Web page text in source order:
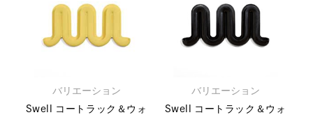
バリエーション
Swell コートラック＆ウォ
バリエーション
Swell コートラック＆ウォ